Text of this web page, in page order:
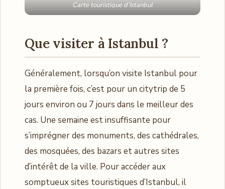
Carte touristique d’Istanbul
Que visiter à Istanbul ?
Généralement, lorsqu’on visite Istanbul pour
la première fois, c’est pour un citytrip de 5
jours environ ou 7 jours dans le meilleur des
cas. Une semaine est insuffisante pour
s’imprégner des monuments, des cathédrales,
des mosquées, des bazars et autres sites
d’intérêt de la ville. Pour accéder aux
somptueux sites touristiques d’Istanbul, il